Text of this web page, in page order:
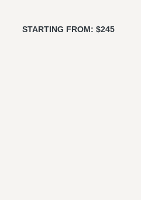
STARTING FROM: $245